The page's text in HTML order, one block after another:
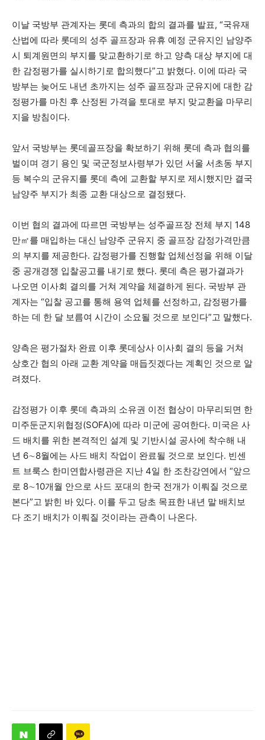
이날 국방부 관계자는 롯데 측과의 합의 결과를 발표, “국유재
산법에 따라 롯데의 성주 골프장과 유휴 예정 군유지인 남양주
시 퇴계원면의 부지를 맞교환하기로 하고 양측 대상 부지에 대
한 감정평가를 실시하기로 합의했다”고 밝혔다. 이에 따라 국
방부는 늦어도 내년 초까지는 성주 골프장과 군유지에 대한 감
정평가를 마친 후 산정된 가격을 토대로 부지 맞교환을 마무리
지을 방침이다.
앞서 국방부는 롯데골프장을 확보하기 위해 롯데 측과 협의를
벌이며 경기 용인 및 국군정보사령부가 있던 서울 서초동 부지
등 복수의 군유지를 롯데 측에 교환할 부지로 제시했지만 결국
남양주 부지가 최종 교환 대상으로 결정됐다.
이번 협의 결과에 따르면 국방부는 성주골프장 전체 부지 148
만㎡를 매입하는 대신 남양주 군유지 중 골프장 감정가격만큼
의 부지를 제공한다. 감정평가를 진행할 업체선정을 위해 이달
중 공개경쟁 입찰공고를 내기로 했다. 롯데 측은 평가결과가
나오면 이사회 결의를 거쳐 계약을 체결하게 된다. 국방부 관
계자는 “입찰 공고를 통해 용역 업체를 선정하고, 감정평가를
하는 데 한 달 보름여 시간이 소요될 것으로 보인다”고 말했다.
양측은 평가절차 완료 이후 롯데상사 이사회 결의 등을 거쳐
상호간 협의 아래 교환 계약을 매듭짓겠다는 계획인 것으로 알
려졌다.
감정평가 이후 롯데 측과의 소유권 이전 협상이 마무리되면 한
미주둔군지위협정(SOFA)에 따라 미군에 공여한다. 미국은 사
드 배치를 위한 본격적인 설계 및 기반시설 공사에 착수해 내
년 6∼8월에는 사드 배치 작업이 완료될 것으로 보인다. 빈센
트 브룩스 한미연합사령관은 지난 4일 한 조찬강연에서 “앞으
로 8∼10개월 안으로 사드 포대의 한국 전개가 이뤄질 것으로
본다”고 밝힌 바 있다. 이를 두고 당초 목표한 내년 말 배치보
다 조기 배치가 이뤄질 것이라는 관측이 나온다.